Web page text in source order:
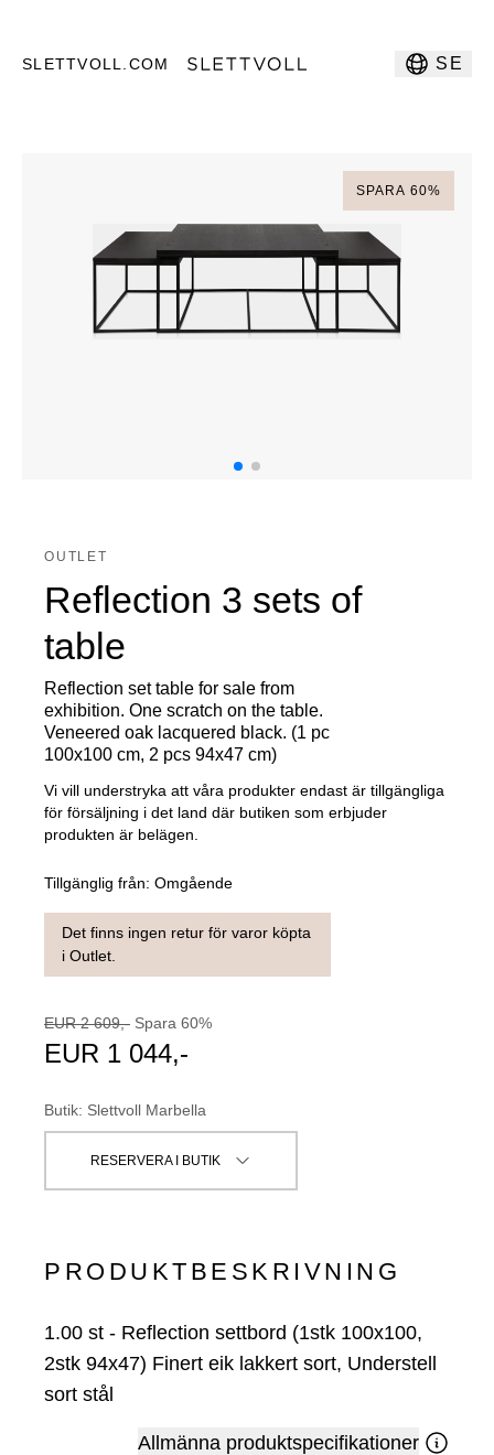
SLETTVOLL.COM SE
SPARA 60%
OUTLET
Reflection 3 sets of
table
Reflection set table for sale from
exhibition. One scratch on the table.
Veneered oak lacquered black. (1 pc
100x100 cm, 2 pcs 94x47 cm)
Vi vill understryka att våra produkter endast är tillgängliga
för försäljning i det land där butiken som erbjuder
produkten är belägen.
Tillgänglig från: Omgående
Det finns ingen retur för varor köpta
i Outlet.
EUR 2 609,- Spara 60%
EUR 1 044,-
Butik: Slettvoll Marbella
RESERVERA I BUTIK
PRODUKTBESKRIVNING
1.00 st - Reflection settbord (1stk 100x100,
2stk 94x47) Finert eik lakkert sort, Understell
sort stål
Allmänna produktspecifikationer